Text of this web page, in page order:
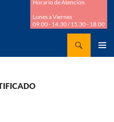
Horario de Atención
Lunes a Viernes
09.00 - 14.30 / 15.30 - 18.00